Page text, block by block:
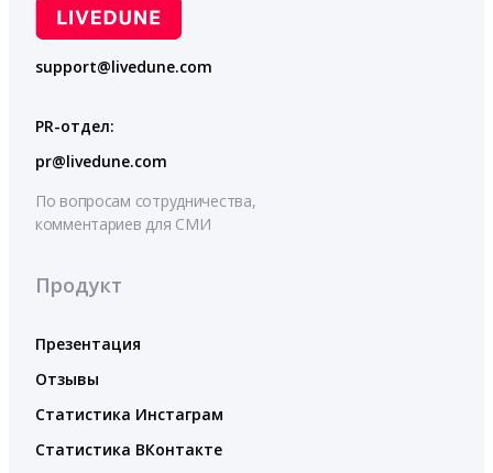
support@livedune.com
PR-отдел:
pr@livedune.com
По вопросам сотрудничества,
комментариев для СМИ
Продукт
Презентация
Отзывы
Статистика Инстаграм
Статистика ВКонтакте